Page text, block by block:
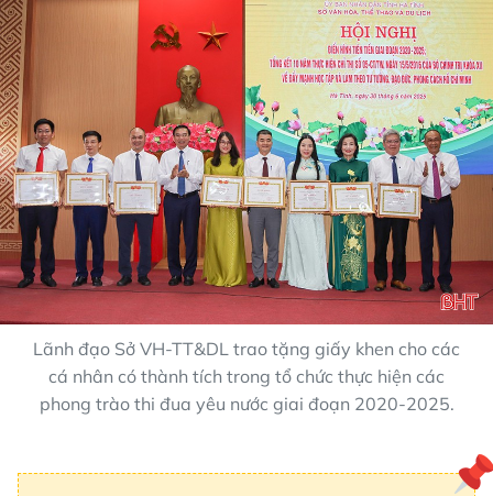
Lãnh đạo Sở VH-TT&DL trao tặng giấy khen cho các
cá nhân có thành tích trong tổ chức thực hiện các
phong trào thi đua yêu nước giai đoạn 2020-2025.